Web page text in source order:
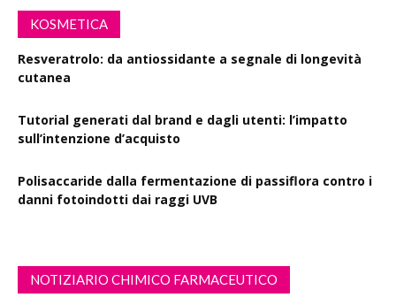
KOSMETICA
Resveratrolo: da antiossidante a segnale di longevità
cutanea
Tutorial generati dal brand e dagli utenti: l’impatto
sull’intenzione d’acquisto
Polisaccaride dalla fermentazione di passiflora contro i
danni fotoindotti dai raggi UVB
NOTIZIARIO CHIMICO FARMACEUTICO